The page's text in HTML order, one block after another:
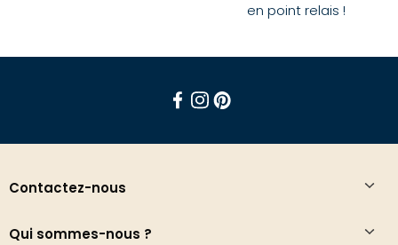
en point relais !
Contactez-nous
Qui sommes-nous ?